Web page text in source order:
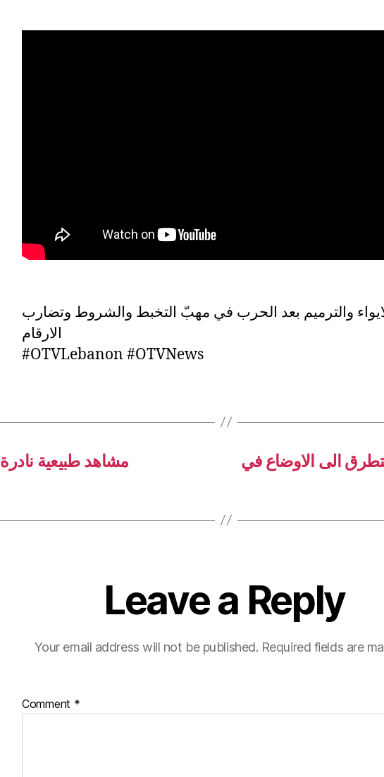
والترميم بعد الحرب في مهبّ التخبط والشروط وتضارب
الارقام
#OTVLebanon #OTVNews
Minal – 09/04/2025 – مشاهد طبيعية نادرة الى الاوضاع في
Leave a Reply
Your email address will not be published. Required fields are
Comment *